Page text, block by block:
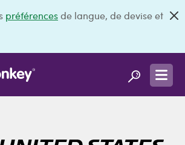
préférencesde langue, de devise et